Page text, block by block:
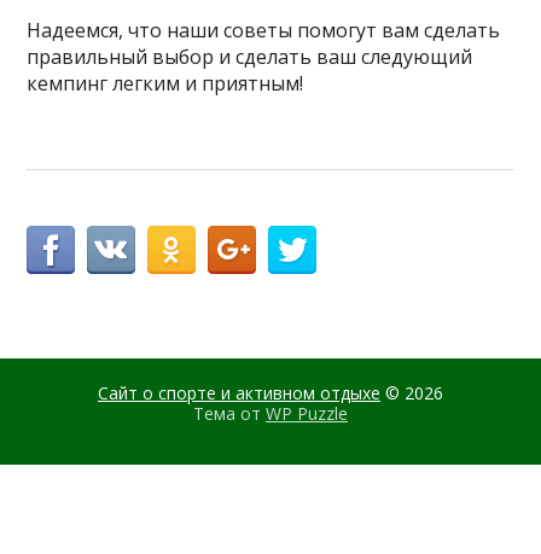
Надеемся, что наши советы помогут вам сделать
правильный выбор и сделать ваш следующий
кемпинг легким и приятным!
Сайт о спорте и активном отдыхе © 2026
Тема от WP Puzzle